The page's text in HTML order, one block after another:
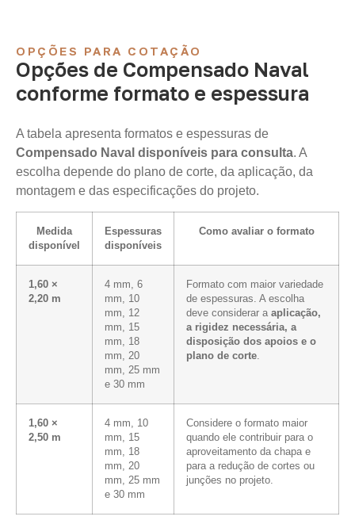
OPÇÕES PARA COTAÇÃO
Opções de Compensado Naval
conforme formato e espessura
A tabela apresenta formatos e espessuras de
Compensado Naval disponíveis para consulta. A
escolha depende do plano de corte, da aplicação, da
montagem e das especificações do projeto.
Medida
disponível
Espessuras
disponíveis
Como avaliar o formato
1,60 ×
2,20 m
4 mm, 6
mm, 10
mm, 12
mm, 15
mm, 18
mm, 20
mm, 25 mm
e 30 mm
Formato com maior variedade
de espessuras. A escolha
deve considerar a aplicação,
a rigidez necessária, a
disposição dos apoios e o
plano de corte.
1,60 ×
2,50 m
4 mm, 10
mm, 15
mm, 18
mm, 20
mm, 25 mm
e 30 mm
Considere o formato maior
quando ele contribuir para o
aproveitamento da chapa e
para a redução de cortes ou
junções no projeto.